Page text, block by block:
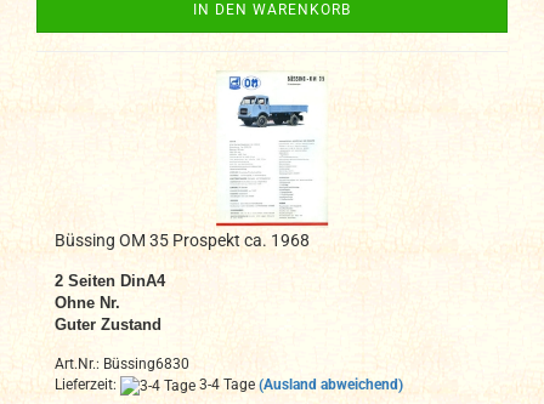
IN DEN WARENKORB
Büssing OM 35 Prospekt ca. 1968
2 Seiten DinA4
Ohne Nr.
Guter Zustand
Art.Nr.: Büssing6830
Lieferzeit:
3-4 Tage (Ausland abweichend)